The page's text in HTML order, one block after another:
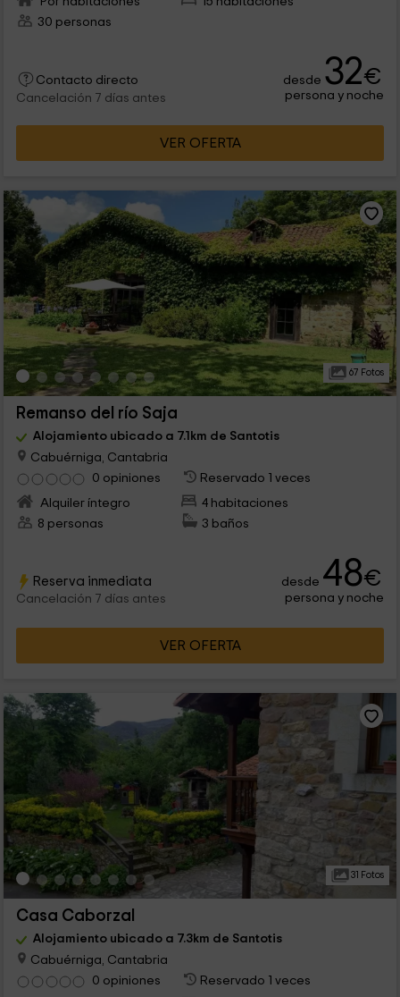
30 personas
Contacto directo
Cancelación 7 días antes
desde 32€
persona y noche
VER OFERTA
67 Fotos
Remanso del río Saja
Alojamiento ubicado a 7.1km de Santotis
Cabuérniga, Cantabria
0 opiniones
Reservado 1 veces
Alquiler íntegro
4 habitaciones
8 personas
3 baños
Reserva inmediata
Cancelación 7 días antes
desde 48€
persona y noche
VER OFERTA
31 Fotos
Casa Caborzal
Alojamiento ubicado a 7.3km de Santotis
Cabuérniga, Cantabria
0 opiniones
Reservado 1 veces